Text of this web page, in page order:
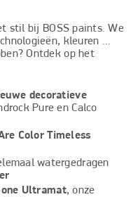
stil bij BOSS paints. We
kleuren ...
Ontdek op het
decoratieve
Pure en Calco
Color Timeless
watergedragen
Ultramat, onze